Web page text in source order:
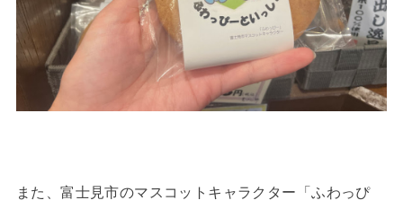
また、富士見市のマスコットキャラクター「ふわっぴ